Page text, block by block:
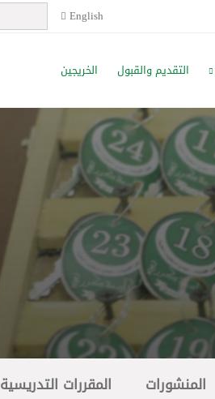
English
التقديم والقبول الخريجين
المنشورات المقررات التدريسية